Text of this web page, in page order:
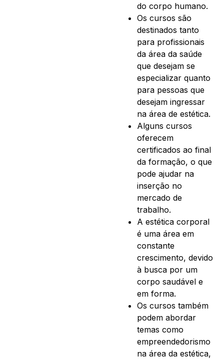
do corpo humano.
Os cursos são
destinados tanto
para profissionais
da área da saúde
que desejam se
especializar quanto
para pessoas que
desejam ingressar
na área de estética.
Alguns cursos
oferecem
certificados ao final
da formação, o que
pode ajudar na
inserção no
mercado de
trabalho.
A estética corporal
é uma área em
constante
crescimento, devido
à busca por um
corpo saudável e
em forma.
Os cursos também
podem abordar
temas como
empreendedorismo
na área da estética,